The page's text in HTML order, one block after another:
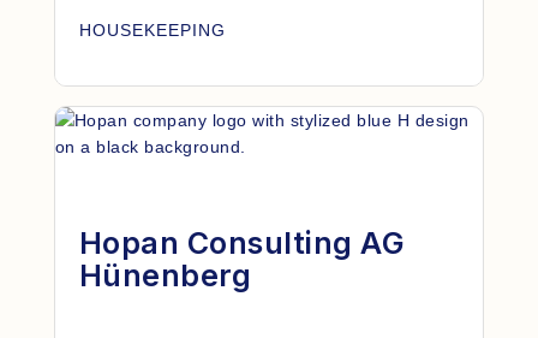
HOUSEKEEPING
Hopan Consulting AG
Hünenberg